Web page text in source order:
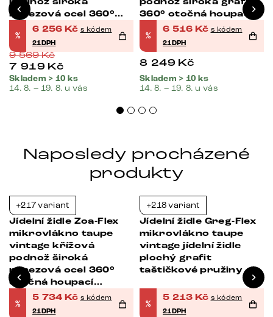
nerezová ocel 360°
otočná houpací
funkce
%
6 256 Kč s kódem
21DPH
9 569Kč
7 919 Kč
Skladem > 10 ks
14. 8. – 19. 8. u vás
360° otočná houpací
funkce
%
6 516 Kč s kódem
21DPH
8 249 Kč
Skladem > 10 ks
14. 8. – 19. 8. u vás
Naposledy procházené
produkty
+217 variant
Jídelní židle Zoa-Flex
mikrovlákno taupe
vintage křížová
podnož široká
nerezová ocel 360°
otočná houpací
funkce taštičkové
pružiny
%
5 734 Kč s kódem
21DPH
+218 variant
Jídelní židle Greg-Flex
mikrovlákno taupe
vintage jídelní židle
plochý grafit
taštičkové pružiny
%
5 213 Kč s kódem
21DPH